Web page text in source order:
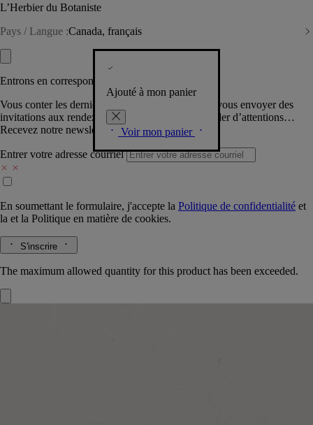
L’Herbier du Botaniste
Pays / Langue :Canada, français
Ajouté à mon panier
Voir mon panier
Entrons en correspondance​
Vous conter les dernières créations de la Maison, vous envoyer des
invitations aux rendez-vous Diptyque, vous combler d’attentions…
Recevez notre newsletter.
Entrer votre adresse courriel
En soumettant le formulaire, j'accepte la Politique de confidentialité et
la et la Politique en matière de cookies.
S'inscrire
The maximum allowed quantity for this product has been exceeded.